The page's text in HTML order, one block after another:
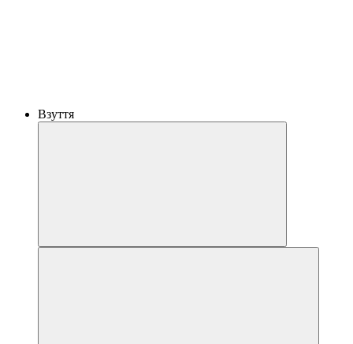
Взуття